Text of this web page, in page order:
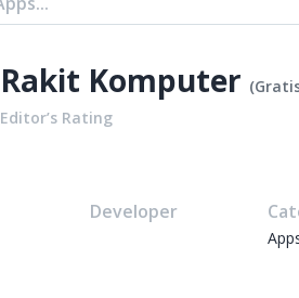
Rakit Komputer (
Editor’s Rating
Developer